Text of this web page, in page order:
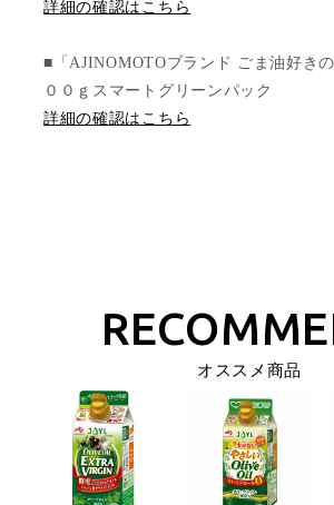
詳細の確認はこちら
■「AJINOMOTOブランド ごま油好き
００ｇスマートグリーンパック
詳細の確認はこちら
オススメ商品